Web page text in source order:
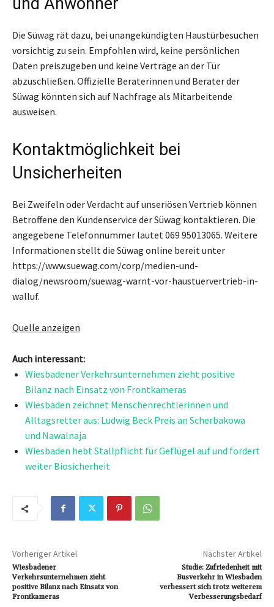
Die Süwag rät dazu, bei unangekündigten Haustürbesuchen
vorsichtig zu sein. Empfohlen wird, keine persönlichen
Daten preiszugeben und keine Verträge an der Tür
abzuschließen. Offizielle Beraterinnen und Berater der
Süwag könnten sich auf Nachfrage als Mitarbeitende
ausweisen.
Kontaktmöglichkeit bei
Unsicherheiten
Bei Zweifeln oder Verdacht auf unseriösen Vertrieb können
Betroffene den Kundenservice der Süwag kontaktieren. Die
angegebene Telefonnummer lautet 069 95013065. Weitere
Informationen stellt die Süwag online bereit unter
https://www.suewag.com/corp/medien-und-
dialog/newsroom/suewag-warnt-vor-haustuervertrieb-in-
walluf.
Quelle anzeigen
Auch interessant:
Wiesbadener Verkehrsunternehmen zieht positive
Bilanz nach Einsatz von Frontkameras
Wiesbaden zeichnet Menschenrechtlerinnen und
Alltagsretter aus: Ludwig Beck Preis an Scherbakowa
und Nawalnaja
Wiesbaden hebt Stallpflicht für Geflügel auf und fordert
weiter Biosicherheit
Vorheriger Artikel
Wiesbadener
Verkehrsunternehmen zieht
positive Bilanz nach Einsatz von
Frontkameras
Nächster Artikel
Studie: Zufriedenheit mit
Busverkehr in Wiesbaden
verbessert sich trotz weiterem
Verbesserungsbedarf